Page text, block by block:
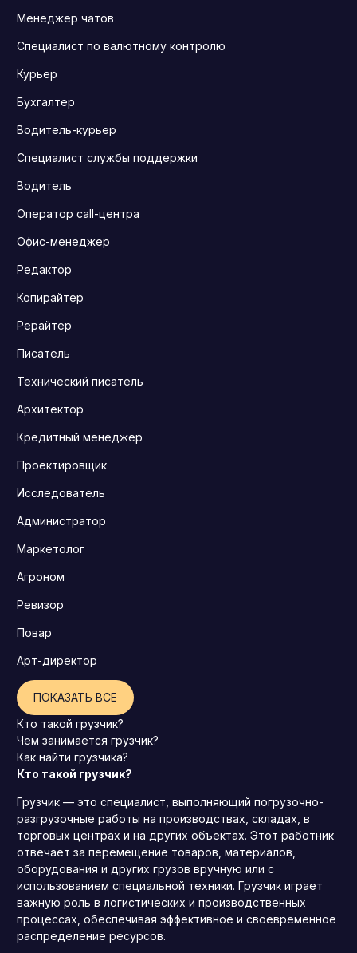
Менеджер чатов
Специалист по валютному контролю
Курьер
Бухгалтер
Водитель-курьер
Специалист службы поддержки
Водитель
Оператор call-центра
Офис-менеджер
Редактор
Копирайтер
Рерайтер
Писатель
Технический писатель
Архитектор
Кредитный менеджер
Проектировщик
Исследователь
Администратор
Маркетолог
Агроном
Ревизор
Повар
Арт-директор
ПОКАЗАТЬ ВСЕ
Кто такой грузчик?
Чем занимается грузчик?
Как найти грузчика?
Кто такой грузчик?
Грузчик — это специалист, выполняющий погрузочно-
разгрузочные работы на производствах, складах, в
торговых центрах и на других объектах. Этот работник
отвечает за перемещение товаров, материалов,
оборудования и других грузов вручную или с
использованием специальной техники. Грузчик играет
важную роль в логистических и производственных
процессах, обеспечивая эффективное и своевременное
распределение ресурсов.